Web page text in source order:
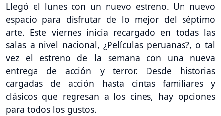
Llegó el lunes con un nuevo estreno. Un nuevo
espacio para disfrutar de lo mejor del séptimo
arte. Este viernes inicia recargado en todas las
salas a nivel nacional, ¿Películas peruanas?, o tal
vez el estreno de la semana con una nueva
entrega de acción y terror. Desde historias
cargadas de acción hasta cintas familiares y
clásicos que regresan a los cines, hay opciones
para todos los gustos.